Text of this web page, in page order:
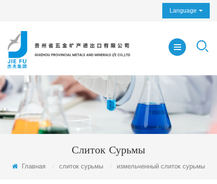
Language
Слиток Сурьмы
Главная слиток сурьмы измельченный слиток сурьмы